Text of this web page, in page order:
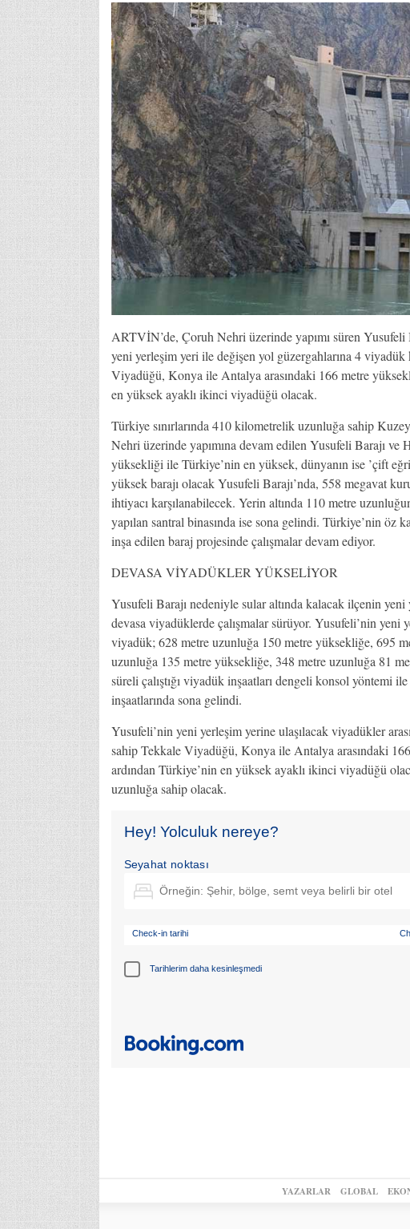
ARTVİN’de, Çoruh Nehri üzerinde yapımı süren
yeni yerleşim yeri ile değişen yol güzergahlarına 4
Viyadüğü, Konya ile Antalya arasındaki 166 metre
en yüksek ayaklı ikinci viyadüğü olacak.
Türkiye sınırlarında 410 kilometrelik uzunluğa sahip
Nehri üzerinde yapımına devam edilen Yusufeli Barajı ve
yüksekliği ile Türkiye’nin en yüksek, dünyanın ise ’çift
yüksek barajı olacak Yusufeli Barajı’nda, 558 megavat
ihtiyacı karşılanabilecek. Yerin altında 110 metre
yapılan santral binasında ise sona gelindi. Türkiye’nin öz
inşa edilen baraj projesinde çalışmalar devam ediyor.
DEVASA VİYADÜKLER YÜKSELİYOR
Yusufeli Barajı nedeniyle sular altında kalacak ilçenin
devasa viyadüklerde çalışmalar sürüyor. Yusufeli’nin
viyadük; 628 metre uzunluğa 150 metre yüksekliğe, 695
uzunluğa 135 metre yüksekliğe, 348 metre uzunluğa 81
süreli çalıştığı viyadük inşaatları dengeli konsol yöntemi
inşaatlarında sona gelindi.
Yusufeli’nin yeni yerleşim yerine ulaşılacak viyadükler
sahip Tekkale Viyadüğü, Konya ile Antalya arasındaki
ardından Türkiye’nin en yüksek ayaklı ikinci viyadüğü
uzunluğa sahip olacak.
Hey! Yolculuk nereye?
Seyahat noktası
Check-in tarihi
Tarihlerim daha kesinleşmedi
YAZARLAR GLOBAL